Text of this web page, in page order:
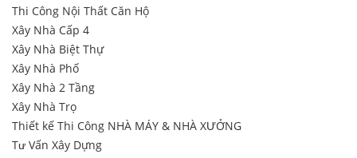
Thi Công Nội Thất Căn Hộ
Xây Nhà Cấp 4
Xây Nhà Biệt Thự
Xây Nhà Phố
Xây Nhà 2 Tầng
Xây Nhà Trọ
Thiết kế Thi Công NHÀ MÁY & NHÀ XƯỞNG
Tư Vấn Xây Dựng